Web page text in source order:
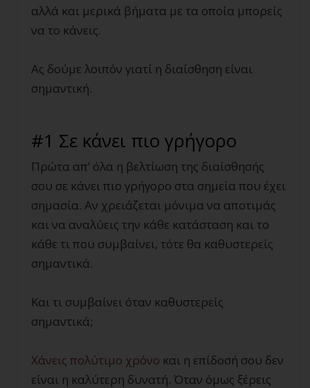
αλλά και μερικά βήματα με τα οποία μπορείς
να το κάνεις.
Ας δούμε λοιπόν γιατί η διαίσθηση είναι
σημαντική.
#1 Σε κάνει πιο γρήγορο
Πρώτα απ’ όλα η βελτίωση της διαίσθησής
σου σε κάνει πιο γρήγορο στα σημεία που έχει
σημασία. Αν χρειάζεται μόνιμα να αποτιμάς
και να αναλύεις την κάθε κατάσταση και το
κάθε τι που συμβαίνει, τότε θα καθυστερείς
σημαντικά.
Και τι συμβαίνει όταν καθυστερείς
σημαντικά;
Χάνεις πολύτιμο χρόνο και η επίδοσή σου δεν
είναι η καλύτερη δυνατή. Όταν όμως ξέρεις